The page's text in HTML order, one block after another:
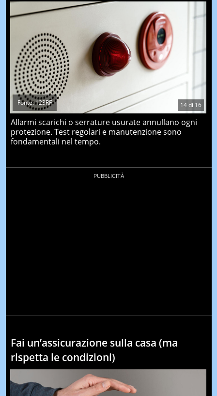
14di 16
Fonte: 123RF
Allarmi scarichi o serrature usurate annullano ogni
protezione. Test regolari e manutenzione sono
fondamentali nel tempo.
Fai un’assicurazione sulla casa (ma
rispetta le condizioni)